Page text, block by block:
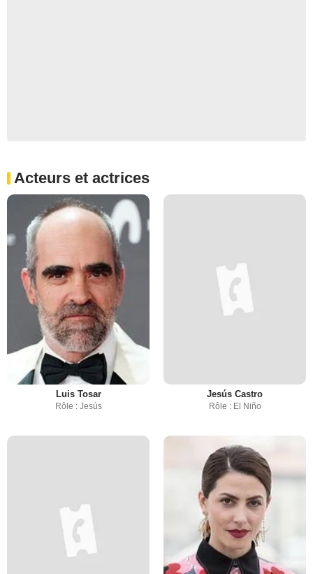
Acteurs et actrices
Luis Tosar
Rôle : Jesús
Jesús Castro
Rôle : El Niño